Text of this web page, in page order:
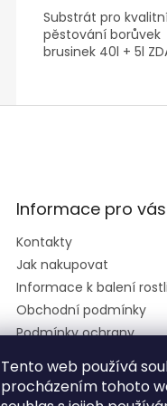
Tento web používá
procházením tohoto
Substrát pro
pěstování borůvek
brusinek 40l + 5l
Informace pro vás
Kontakty
Jak nakupovat
Informace k balení
Obchodní podmínky
Podmínky ochrany
Ústřední kontrolní a
zkušební ústav